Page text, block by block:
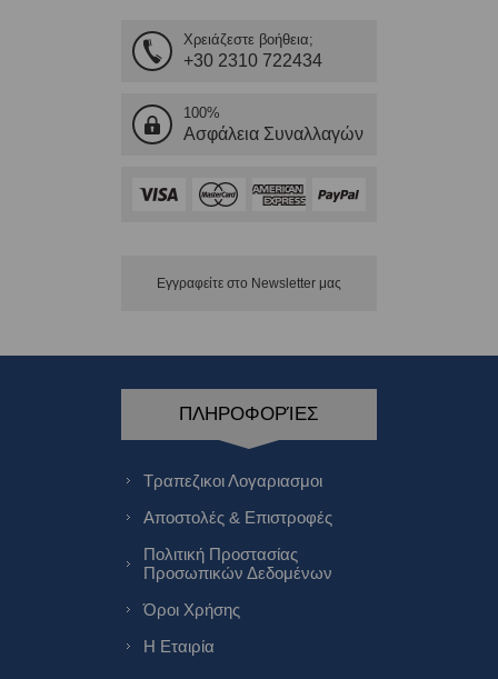
Χρειάζεστε βοήθεια;
+30 2310 722434
100%
Ασφάλεια Συναλλαγών
Εγγραφείτε στο Νewsletter μας
ΠΛΗΡΟΦΟΡΊΕΣ
Τραπεζικοι Λογαριασμοι
Αποστολές & Επιστροφές
Πολιτική Προστασίας
Προσωπικών Δεδομένων
Όροι Χρήσης
Η Εταιρία